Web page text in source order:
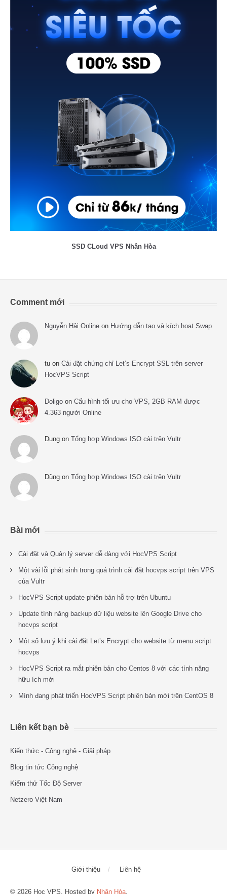
SSD CLoud VPS Nhân Hòa
Comment mới
Nguyễn Hải Online on Hướng dẫn tạo và kích hoạt Swap
tu on Cài đặt chứng chỉ Let’s Encrypt SSL trên server
HocVPS Script
Doligo on Cấu hình tối ưu cho VPS, 2GB RAM được
4.363 người Online
Dung on Tổng hợp Windows ISO cài trên Vultr
Dũng on Tổng hợp Windows ISO cài trên Vultr
Bài mới
Cài đặt và Quản lý server dễ dàng với HocVPS Script
Một vài lỗi phát sinh trong quá trình cài đặt hocvps script trên VPS
của Vultr
HocVPS Script update phiên bản hỗ trợ trên Ubuntu
Update tính năng backup dữ liệu website lên Google Drive cho
hocvps script
Một số lưu ý khi cài đặt Let’s Encrypt cho website từ menu script
hocvps
HocVPS Script ra mắt phiên bản cho Centos 8 với các tính năng
hữu ích mới
Mình đang phát triển HocVPS Script phiên bản mới trên CentOS 8
Liên kết bạn bè
Kiến thức - Công nghệ - Giải pháp
Blog tin tức Công nghệ
Kiểm thử Tốc Độ Server
Netzero Việt Nam
Giới thiệu Liên hệ
© 2026 Học VPS. Hosted by Nhân Hòa